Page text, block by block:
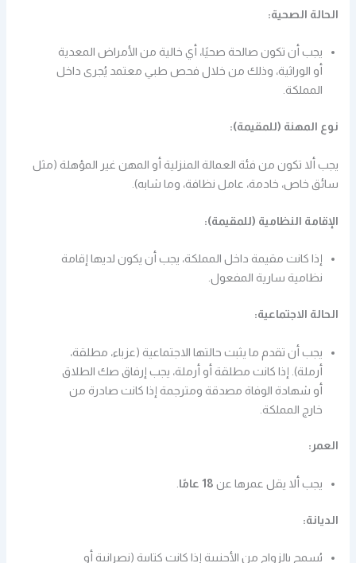
الحالة الصحية:
يجب أن تكون صالحة صحيًا، أي خالية من الأمراض المعدية
أو الوراثية، وذلك من خلال فحص طبي معتمد يُجرى داخل
المملكة.
نوع المهنة (للمقيمة):
يجب ألا تكون من فئة العمالة المنزلية أو المهن غير المؤهلة (مثل
سائق خاص، خادمة، عامل نظافة، وما شابه).
الإقامة النظامية (للمقيمة):
إذا كانت مقيمة داخل المملكة، يجب أن يكون لديها إقامة
نظامية سارية المفعول.
الحالة الاجتماعية:
يجب أن تقدم ما يثبت حالتها الاجتماعية (عزباء، مطلقة،
أرملة). إذا كانت مطلقة أو أرملة، يجب إرفاق صك الطلاق
أو شهادة الوفاة مصدقة ومترجمة إذا كانت صادرة من
خارج المملكة.
العمر:
يجب ألا يقل عمرها عن 18 عامًا
الديانة:
يُسمح بالزواج من الأجنبية إذا كانت كتابية (نصرانية أو